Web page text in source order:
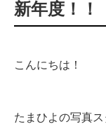
新年度！！
こんにちは！
たまひよの写真